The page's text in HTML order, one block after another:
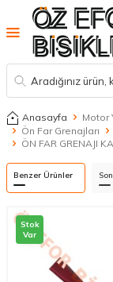
Anasayfa Motor
Ön Far Grenajları
ÖN FAR GRENAJI
Benzer Ürünler
Stok
Var